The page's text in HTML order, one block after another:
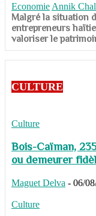
Economie Annik
​​​​​​​Malgré la situation
entrepreneurs
valoriser le
CULTURE
Culture
Bois-Caïman,
ou demeurer
Maguet Delva - 06/
Culture